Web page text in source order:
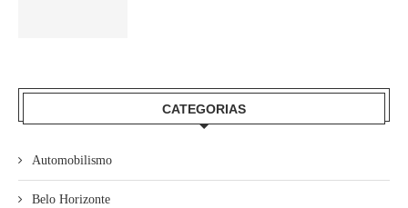
CATEGORIAS
Automobilismo
Belo Horizonte